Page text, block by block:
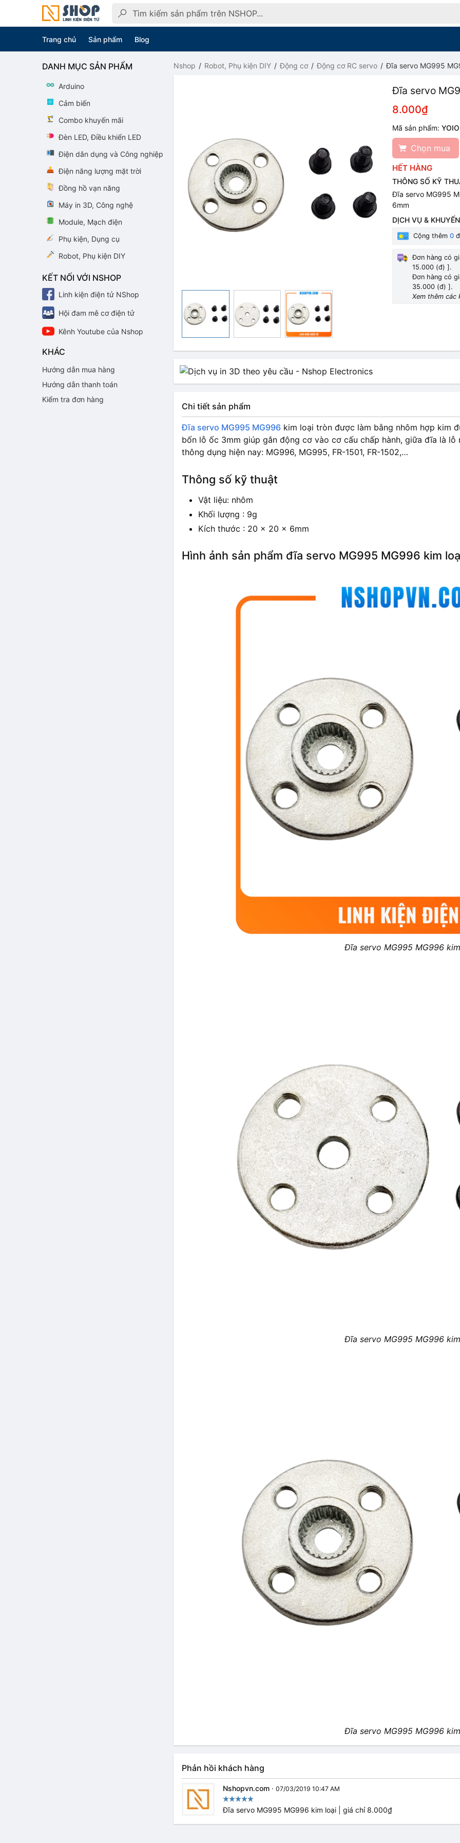
Trang chủ Sản phẩm Blog
Nshop Robot, Phụ kiện DIY Động cơ Động cơ RC servo Đĩa servo MG995
Đĩa servo
8.000₫
Mã sản phẩm:YOIO
Chọn mua
HẾT HÀNG
THÔNG SỐ KỸ
Đĩa servo MG995
6mm
DỊCH VỤ &
Cộng thêm0
Đơn hàng có
15.000 (đ) ].
Đơn hàng có
35.000 (đ) ].
Xem thêm các
Chi tiết sản phẩm
Đĩa servo MG995 MG996 kim loại tròn được làm bằng nhôm hợp kim
bốn lỗ ốc 3mm giúp gắn động cơ vào cơ cấu chấp hành, giữa đĩa là
thông dụng hiện nay: MG996, MG995, FR-1501, FR-1502,…
Thông số kỹ thuật
Vật liệu: nhôm
Khối lượng : 9g
Kích thước : 20 x 20 x 6mm
Hình ảnh sản phẩm đĩa servo MG995 MG996 kim
Đĩa servo MG995 MG996
Đĩa servo MG995 MG996
Đĩa servo MG995 MG996
Phản hồi khách hàng
Nshopvn.com · 07/03/2019 10:47 AM
Đĩa servo MG995 MG996 kim loại | giá chỉ 8.000₫
DANH MỤC SẢN PHẨM
Arduino
Cảm biến
Combo khuyến mãi
Đèn LED, Điều khiển LED
Điện dân dụng và Công nghiệp
Điện năng lượng mặt trời
Đồng hồ vạn năng
Máy in 3D, Công nghệ
Module, Mạch điện
Phụ kiện, Dụng cụ
Robot, Phụ kiện DIY
KẾT NỐI VỚI NSHOP
Linh kiện điện tử NShop
Hội đam mê cơ điện tử
Kênh Youtube của Nshop
KHÁC
Hướng dẫn mua hàng
Hướng dẫn thanh toán
Kiểm tra đơn hàng